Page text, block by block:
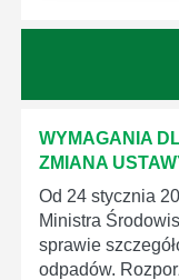
WYMAGANIA
ZMIANA
Od 24 stycznia
Ministra
sprawie
odpadów.